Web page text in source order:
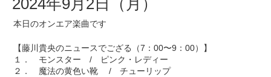
本日のオンエア楽曲です
【藤川貴央のニュースでござる（7：00〜9：00）】
１． モンスター / ピンク・レディー
２． 魔法の黄色い靴 / チューリップ